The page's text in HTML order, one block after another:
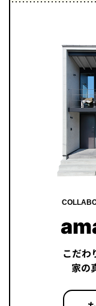
こだわ
家の